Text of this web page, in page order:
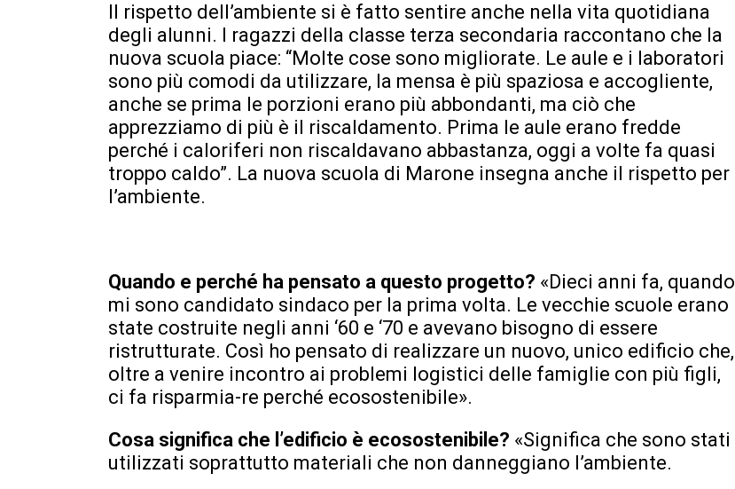
Il rispetto dell’ambiente si è fatto sentire anche nella vita quotidiana
degli alunni. I ragazzi della classe terza secondaria raccontano che la
nuova scuola piace: “Molte cose sono migliorate. Le aule e i laboratori
sono più comodi da utilizzare, la mensa è più spaziosa e accogliente,
anche se prima le porzioni erano più abbondanti, ma ciò che
apprezziamo di più è il riscaldamento. Prima le aule erano fredde
perché i caloriferi non riscaldavano abbastanza, oggi a volte fa quasi
troppo caldo”. La nuova scuola di Marone insegna anche il rispetto per
l’ambiente.
Quando e perché ha pensato a questo progetto? «Dieci anni fa, quando
mi sono candidato sindaco per la prima volta. Le vecchie scuole erano
state costruite negli anni ‘60 e ‘70 e avevano bisogno di essere
ristrutturate. Così ho pensato di realizzare un nuovo, unico edificio che,
oltre a venire incontro ai problemi logistici delle famiglie con più figli,
ci fa risparmia-re perché ecosostenibile».
Cosa significa che l’edificio è ecosostenibile? «Significa che sono stati
utilizzati soprattutto materiali che non danneggiano l’ambiente.